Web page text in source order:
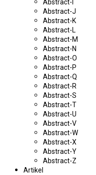
Abstract-I
Abstract-J
Abstract-K
Abstract-L
Abstract-M
Abstract-N
Abstract-O
Abstract-P
Abstract-Q
Abstract-R
Abstract-S
Abstract-T
Abstract-U
Abstract-V
Abstract-W
Abstract-X
Abstract-Y
Abstract-Z
Artikel